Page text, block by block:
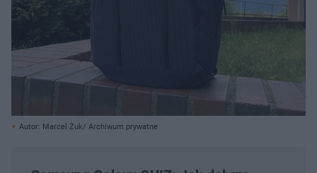
Autor: Marcel Żuk/ Archiwum prywatne